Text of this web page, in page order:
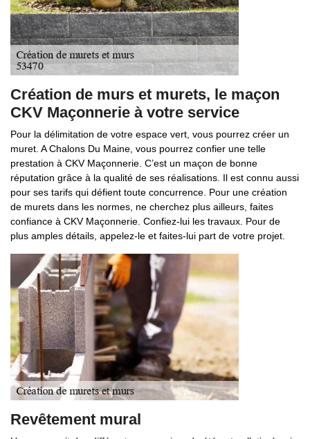
Création de murs et murets, le maçon
CKV Maçonnerie à votre service
Pour la délimitation de votre espace vert, vous pourrez créer un
muret. A Chalons Du Maine, vous pourrez confier une telle
prestation à CKV Maçonnerie. C’est un maçon de bonne
réputation grâce à la qualité de ses réalisations. Il est connu aussi
pour ses tarifs qui défient toute concurrence. Pour une création
de murets dans les normes, ne cherchez plus ailleurs, faites
confiance à CKV Maçonnerie. Confiez-lui les travaux. Pour de
plus amples détails, appelez-le et faites-lui part de votre projet.
Revêtement mural